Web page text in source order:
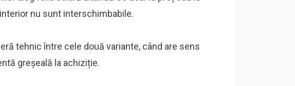
nu sunt interschimbabile.
tehnic între cele două variante, când are sens
greșeală la achiziție.